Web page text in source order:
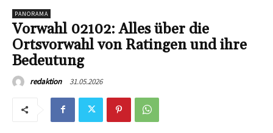
PANORAMA
Vorwahl 02102: Alles über die
Ortsvorwahl von Ratingen und ihre
Bedeutung
redaktion 31.05.2026